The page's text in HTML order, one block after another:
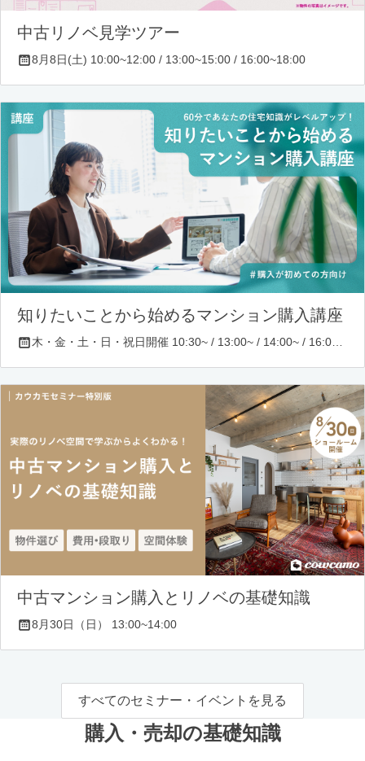
中古リノベ見学ツアー
8月8日(土) 10:00~12:00 / 13:00~15:00 / 16:00~18:00
知りたいことから始めるマンション購入講座
木・金・土・日・祝日開催 10:30~ / 13:00~ / 14:00~ / 16:00~ / 17:00~/ 18:30~/ 19:30~
中古マンション購入とリノベの基礎知識
8月30日（日） 13:00~14:00
すべてのセミナー・イベントを見る
購入・売却の基礎知識